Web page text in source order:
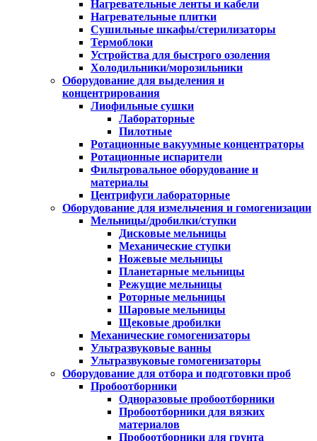
Нагревательные ленты и кабели
Нагревательные плитки
Сушильные шкафы/стерилизаторы
Термоблоки
Устройства для быстрого озоления
Холодильники/морозильники
Оборудование для выделения и
концентрирования
Лиофильные сушки
Лабораторные
Пилотные
Ротационные вакуумные концентраторы
Ротационные испарители
Фильтровальное оборудование и
материалы
Центрифуги лабораторные
Оборудование для измельчения и гомогенизации
Мельницы/дробилки/ступки
Дисковые мельницы
Механические ступки
Ножевые мельницы
Планетарные мельницы
Режущие мельницы
Роторные мельницы
Шаровые мельницы
Щековые дробилки
Механические гомогенизаторы
Ультразвуковые ванны
Ультразвуковые гомогенизаторы
Оборудование для отбора и подготовки проб
Пробоотборники
Одноразовые пробоотборники
Пробоотборники для вязких
материалов
Пробоотборники для грунта